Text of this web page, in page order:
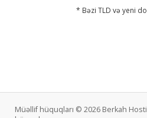
* Bəzi TLD və yeni
Müəllif hüquqları © 2026 Berkah